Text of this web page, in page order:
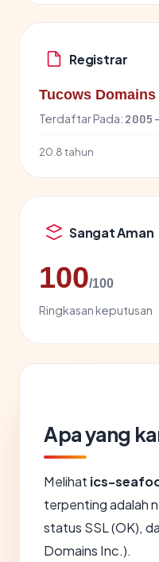
Registrar
Tucows Domains
Terdaftar Pada:
20.8 tahun
Sangat Aman
100/100
Ringkasan keputusan
Apa yang
Melihat ics-
terpenting adalah
status SSL (OK),
Domains Inc.).